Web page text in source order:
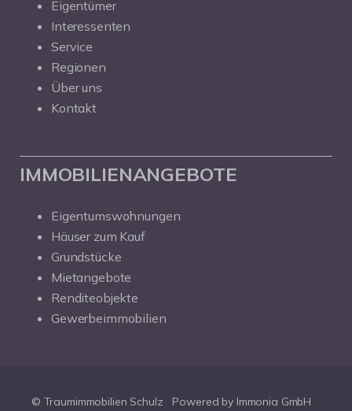
Eigentümer
Interessenten
Service
Regionen
Über uns
Kontakt
IMMOBILIENANGEBOTE
Eigentumswohnungen
Häuser zum Kauf
Grundstücke
Mietangebote
Renditeobjekte
Gewerbeimmobilien
© Traumimmobilien Schulz Powered by Immonia GmbH